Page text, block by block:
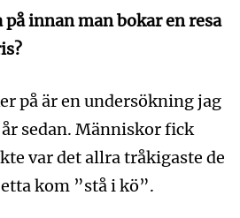
på innan man bokar en resa
på är en undersökning jag
sedan. Människor fick
var det allra tråkigaste de
kom ”stå i kö”.